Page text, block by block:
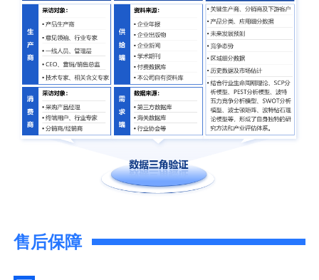
售后保障